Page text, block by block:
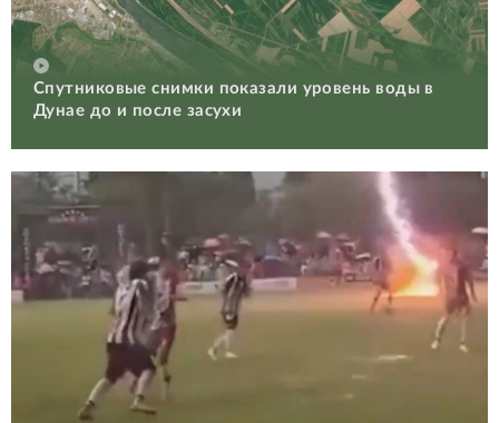
Спутниковые снимки показали уровень воды в
Дунае до и после засухи